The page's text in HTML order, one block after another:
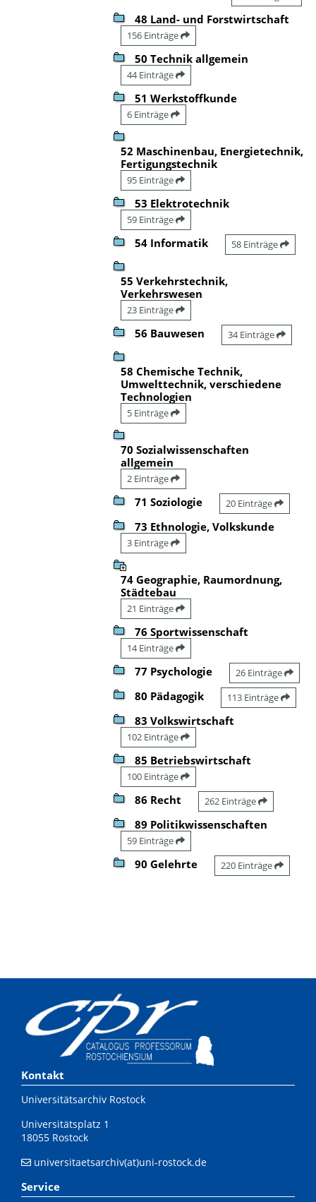
48 Land- und Forstwirtschaft
156 Einträge
50 Technik allgemein
44 Einträge
51 Werkstoffkunde
6 Einträge
52 Maschinenbau, Energietechnik,
Fertigungstechnik
95 Einträge
53 Elektrotechnik
59 Einträge
54 Informatik 58 Einträge
55 Verkehrstechnik,
Verkehrswesen
23 Einträge
56 Bauwesen 34 Einträge
58 Chemische Technik,
Umwelttechnik, verschiedene
Technologien
5 Einträge
70 Sozialwissenschaften
allgemein
2 Einträge
71 Soziologie 20 Einträge
73 Ethnologie, Volkskunde
3 Einträge
74 Geographie, Raumordnung,
Städtebau
21 Einträge
76 Sportwissenschaft
14 Einträge
77 Psychologie 26 Einträge
80 Pädagogik 113 Einträge
83 Volkswirtschaft
102 Einträge
85 Betriebswirtschaft
100 Einträge
86 Recht 262 Einträge
89 Politikwissenschaften
59 Einträge
90 Gelehrte 220 Einträge
Kontakt
Universitätsarchiv Rostock
Universitätsplatz 1
18055 Rostock
universitaetsarchiv(at)uni-rostock.de
Service